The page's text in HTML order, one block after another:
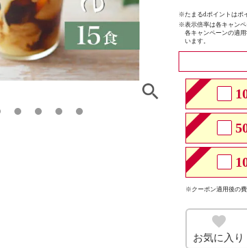
※たまるdポイントはポ
※表示倍率は各キャン
各キャンペーンの適
います。
※クーポン適用後の
お気に入り